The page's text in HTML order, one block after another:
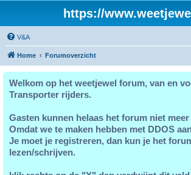
https://
V&A
Home Forumoverzicht
Welkom op het weetjewel forum, van en
Transporter rijders.
Gasten kunnen helaas het forum niet meer
Omdat we te maken hebben met DDOS
Je moet je registreren, dan kun je het
lezen/schrijven.